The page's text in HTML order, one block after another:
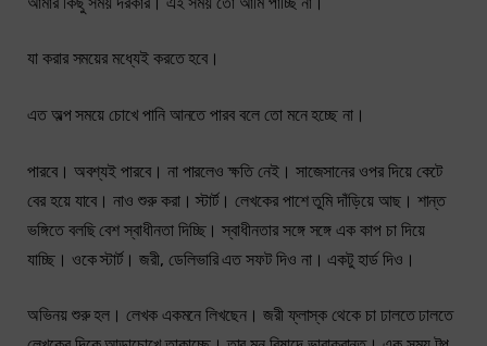
যা করার সময়ের মধ্যেই করতে হবে।
এত অল্প সময়ে চোখে পানি আনতে পারব বলে তো মনে হচ্ছে না।
পারবে। অবশ্যই পারবে। না পারলেও ক্ষতি নেই। সাজেসানের ওপর দিয়ে কেটে
বের হয়ে যাবে। নাও শুরু করা। স্টার্ট। লেখকের পাশে তুমি দাঁড়িয়ে আছ। শান্ত
ভঙ্গিতে বলছি বেশ স্বাধীনতা দিচ্ছি। স্বাধীনতার সঙ্গে সঙ্গে এক কাপ চা দিয়ে
যাচ্ছি। ওকে স্টার্ট। জরী, ডেলিভারি এত সফট দিও না। একটু হার্ড দিও।
অভিনয় শুরু হল। লেখক একমনে লিখছেন। জরী ফ্লাস্ক থেকে চা ঢালতে ঢালতে